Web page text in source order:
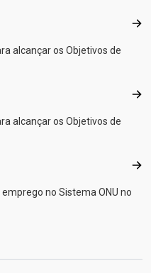
alcançar os Objetivos de
alcançar os Objetivos de
no Sistema ONU no